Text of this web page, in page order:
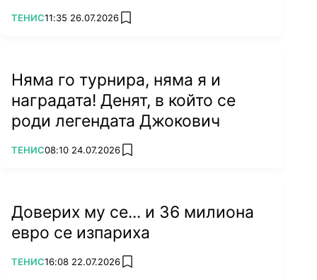
ПОВЕЧЕ ОТ
ТЕНИС11:35 26.07.2026 add favorites
Няма го турнира, няма я и
наградата! Денят, в който се
роди легендата Джокович
ПОВЕЧЕ ОТ
ТЕНИС08:10 24.07.2026 add favorites
Доверих му се... и 36 милиона
евро се изпариха
ПОВЕЧЕ ОТ
ТЕНИС16:08 22.07.2026 add favorites